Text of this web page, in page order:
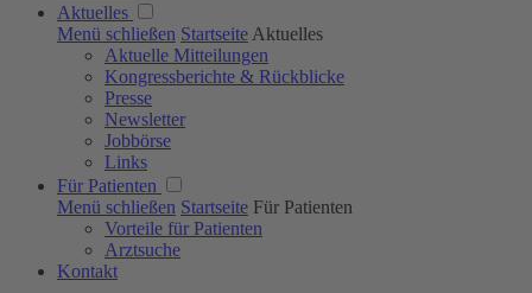
Aktuelles
Menü schließen Startseite Aktuelles
Aktuelle Mitteilungen
Kongressberichte & Rückblicke
Presse
Newsletter
Jobbörse
Links
Für Patienten
Menü schließen Startseite Für Patienten
Vorteile für Patienten
Arztsuche
Kontakt